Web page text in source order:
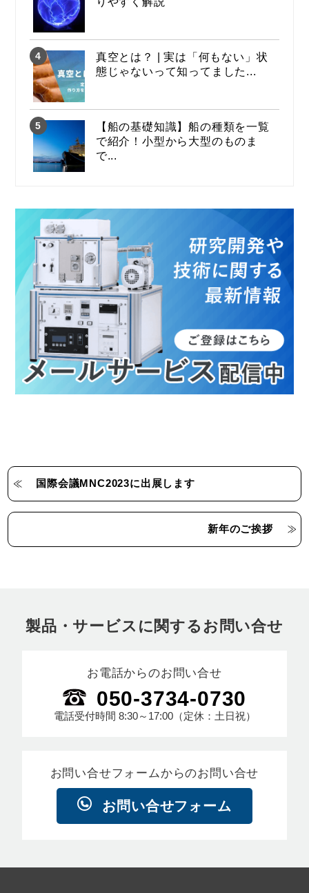
真空とは？ | 実は「何もない」状
態じゃないって知ってました...
【船の基礎知識】船の種類を一覧
で紹介！小型から大型のものま
で...
国際会議MNC2023に出展します
新年のご挨拶
製品・サービスに関するお問い合せ
お電話からのお問い合せ
050-3734-0730
電話受付時間 8:30～17:00（定休：土日祝）
お問い合せフォームからのお問い合せ
お問い合せフォーム